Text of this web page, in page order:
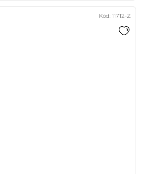
Kód: 11712-Z